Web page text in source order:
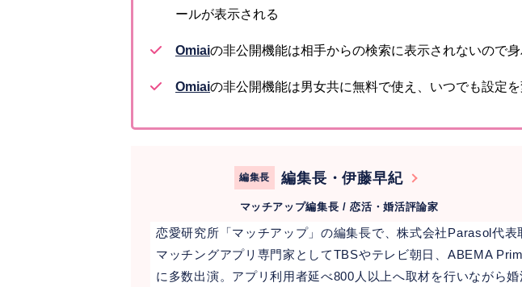
ールが表示される
Omiaiの非公開機能は相手からの検索に表示されないので
Omiaiの非公開機能は男女共に無料で使え、いつでも設定
編集長 編集長・伊藤早紀
マッチアップ編集長 / 恋活・婚活評論家
恋愛研究所「マッチアップ」の編集長で、株式会社Parasol代表
マッチングアプリ専門家としてTBSやテレビ朝日、ABEMA
に多数出演。アプリ利用者延べ800人以上へ取材を行いながら